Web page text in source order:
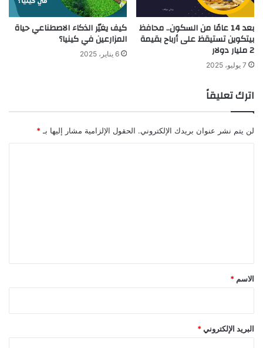
بعد 14 عامًا من السكون.. محافظ
بيتكوين تستيقظ على أرباح بقيمة
2 مليار دولار
7 يوليو، 2025
كيف يغيّر الذكاء الاصطناعي حياة
المزارعين في كينيا؟
6 يناير، 2025
اترك تعليقاً
لن يتم نشر عنوان بريدك الإلكتروني. الحقول الإلزامية مشار إليها بـ *
*
الاسم *
البريد الإلكتروني *